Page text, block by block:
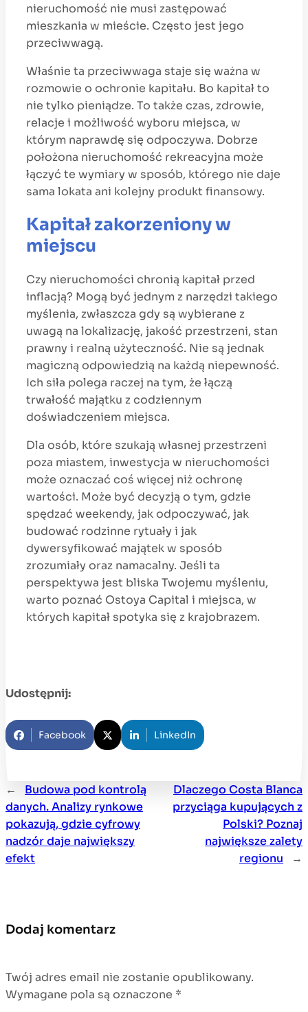
nieruchomość nie musi zastępować
mieszkania w mieście. Często jest jego
przeciwwagą.
Właśnie ta przeciwwaga staje się ważna w
rozmowie o ochronie kapitału. Bo kapitał to
nie tylko pieniądze. To także czas, zdrowie,
relacje i możliwość wyboru miejsca, w
którym naprawdę się odpoczywa. Dobrze
położona nieruchomość rekreacyjna może
łączyć te wymiary w sposób, którego nie daje
sama lokata ani kolejny produkt finansowy.
Kapitał zakorzeniony w
miejscu
Czy nieruchomości chronią kapitał przed
inflacją? Mogą być jednym z narzędzi takiego
myślenia, zwłaszcza gdy są wybierane z
uwagą na lokalizację, jakość przestrzeni, stan
prawny i realną użyteczność. Nie są jednak
magiczną odpowiedzią na każdą niepewność.
Ich siła polega raczej na tym, że łączą
trwałość majątku z codziennym
doświadczeniem miejsca.
Dla osób, które szukają własnej przestrzeni
poza miastem, inwestycja w nieruchomości
może oznaczać coś więcej niż ochronę
wartości. Może być decyzją o tym, gdzie
spędzać weekendy, jak odpoczywać, jak
budować rodzinne rytuały i jak
dywersyfikować majątek w sposób
zrozumiały oraz namacalny. Jeśli ta
perspektywa jest bliska Twojemu myśleniu,
warto poznać Ostoya Capital i miejsca, w
których kapitał spotyka się z krajobrazem.
Udostępnij:
Facebook LinkedIn
←
Budowa pod kontrolą
danych. Analizy rynkowe
pokazują, gdzie cyfrowy
nadzór daje największy
efekt
Dlaczego Costa Blanca
przyciąga kupujących z
Polski? Poznaj
największe zalety
regionu
→
Dodaj komentarz
Twój adres email nie zostanie opublikowany.
Wymagane pola są oznaczone *